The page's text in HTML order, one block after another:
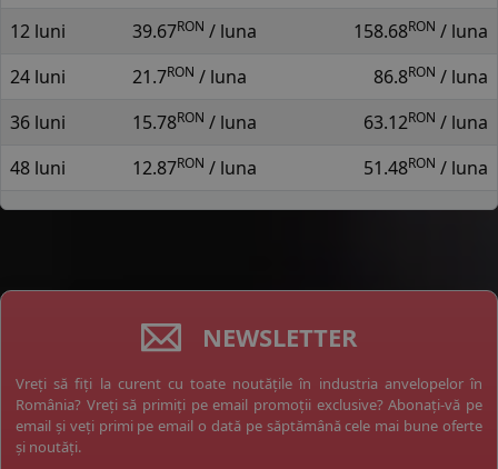
12 luni
39.67RON / luna 158.68RON / luna
24 luni
21.7RON / luna 86.8RON / luna
36 luni
15.78RON / luna 63.12RON / luna
48 luni
12.87RON / luna 51.48RON / luna
NEWSLETTER
Vreți să fiți la curent cu toate noutățile în industria anvelopelor în
România? Vreți să primiți pe email promoții exclusive? Abonați-vă pe
email și veți primi pe email o dată pe săptămână cele mai bune oferte
și noutăți.